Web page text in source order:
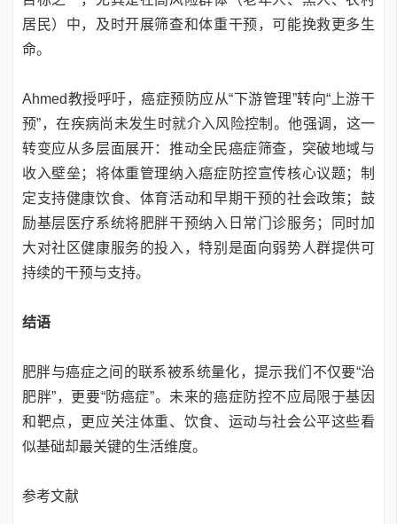
居民）中，及时开展筛查和体重干预，可能挽救更多生
命。
Ahmed教授呼吁，癌症预防应从“下游管理”转向“上游干
预”，在疾病尚未发生时就介入风险控制。他强调，这一
转变应从多层面展开：推动全民癌症筛查，突破地域与
收入壁垒；将体重管理纳入癌症防控宣传核心议题；制
定支持健康饮食、体育活动和早期干预的社会政策；鼓
励基层医疗系统将肥胖干预纳入日常门诊服务；同时加
大对社区健康服务的投入，特别是面向弱势人群提供可
持续的干预与支持。
结语
肥胖与癌症之间的联系被系统量化，提示我们不仅要“治
肥胖”，更要“防癌症”。未来的癌症防控不应局限于基因
和靶点，更应关注体重、饮食、运动与社会公平这些看
似基础却最关键的生活维度。
参考文献